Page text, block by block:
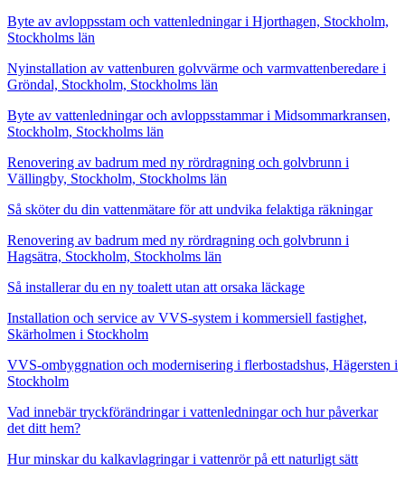
Byte av avloppsstam och vattenledningar i Hjorthagen, Stockholm,
Stockholms län
Nyinstallation av vattenburen golvvärme och varmvattenberedare i
Gröndal, Stockholm, Stockholms län
Byte av vattenledningar och avloppsstammar i Midsommarkransen,
Stockholm, Stockholms län
Renovering av badrum med ny rördragning och golvbrunn i
Vällingby, Stockholm, Stockholms län
Så sköter du din vattenmätare för att undvika felaktiga räkningar
Renovering av badrum med ny rördragning och golvbrunn i
Hagsätra, Stockholm, Stockholms län
Så installerar du en ny toalett utan att orsaka läckage
Installation och service av VVS-system i kommersiell fastighet,
Skärholmen i Stockholm
VVS-ombyggnation och modernisering i flerbostadshus, Hägersten i
Stockholm
Vad innebär tryckförändringar i vattenledningar och hur påverkar
det ditt hem?
Hur minskar du kalkavlagringar i vattenrör på ett naturligt sätt